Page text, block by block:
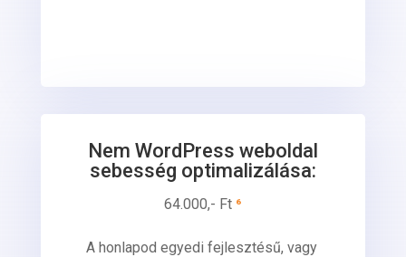
Nem WordPress weboldal
sebesség optimalizálása:
64.000,- Ft⁶
A honlapod egyedi fejlesztésű, vagy